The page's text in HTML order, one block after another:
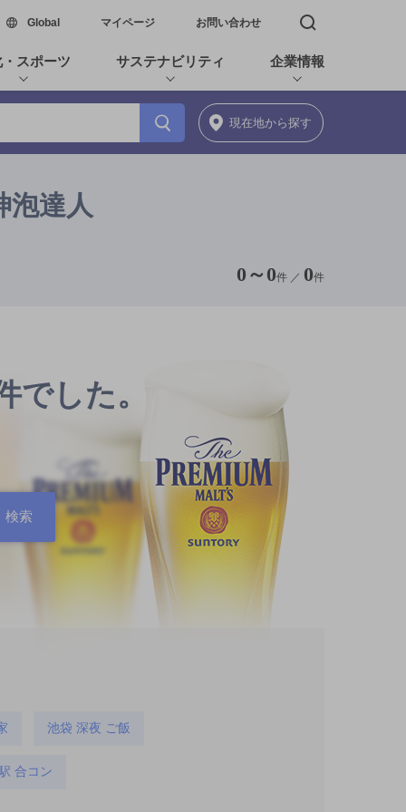
Global新しいウィンドウで開く
マイページ お問い合わせ 検索窓を開く
スポーツ サステナビリティ 企業情報
現在地から探す
泡達人
0 ～ 0件 ／ 0件
でした。
池袋 深夜 ご飯
合コン